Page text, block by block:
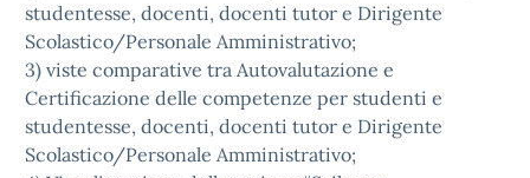
studentesse, docenti, docenti tutor e Dirigente
Scolastico/Personale Amministrativo;
3) viste comparative tra Autovalutazione e
Certificazione delle competenze per studenti e
studentesse, docenti, docenti tutor e Dirigente
Scolastico/Personale Amministrativo;